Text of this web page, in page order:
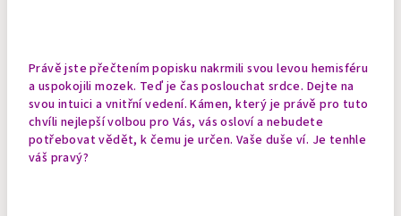
Právě jste přečtením popisku nakrmili svou levou hemisféru
a uspokojili mozek. Teď je čas poslouchat srdce. Dejte na
svou intuici a vnitřní vedení. Kámen, který je právě pro tuto
chvíli nejlepší volbou pro Vás, vás osloví a nebudete
potřebovat vědět, k čemu je určen. Vaše duše ví. Je tenhle
váš pravý?